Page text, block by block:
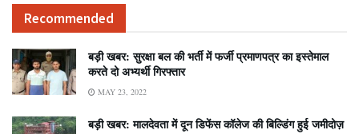
Recommended
बड़ी खबर: सुरक्षा बल की भर्ती में फर्जी प्रमाणपत्र का इस्तेमाल
करते दो अभ्यर्थी गिरफ्तार
MAY 23, 2022
बड़ी खबर: मालदेवता में दून डिफेंस कॉलेज की बिल्डिंग हुई जमीदोज़